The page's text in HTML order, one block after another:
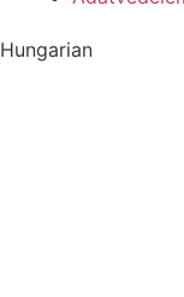
Hungarian